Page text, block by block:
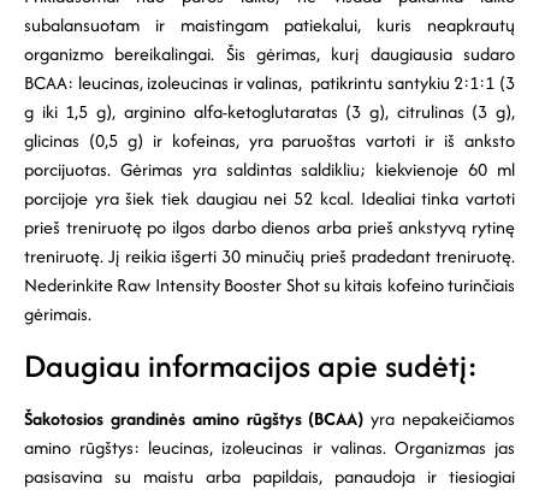
subalansuotam ir maistingam patiekalui, kuris neapkrautų
organizmo bereikalingai. Šis gėrimas, kurį daugiausia sudaro
BCAA: leucinas, izoleucinas ir valinas, patikrintu santykiu 2:1:1 (3
g iki 1,5 g), arginino alfa-ketoglutaratas (3 g), citrulinas (3 g),
glicinas (0,5 g) ir kofeinas, yra paruoštas vartoti ir iš anksto
porcijuotas. Gėrimas yra saldintas saldikliu; kiekvienoje 60 ml
porcijoje yra šiek tiek daugiau nei 52 kcal. Idealiai tinka vartoti
prieš treniruotę po ilgos darbo dienos arba prieš ankstyvą rytinę
treniruotę. Jį reikia išgerti 30 minučių prieš pradedant treniruotę.
Nederinkite Raw Intensity Booster Shot su kitais kofeino turinčiais
gėrimais.
Daugiau informacijos apie sudėtį:
Šakotosios grandinės amino rūgštys (BCAA) yra nepakeičiamos
amino rūgštys: leucinas, izoleucinas ir valinas. Organizmas jas
pasisavina su maistu arba papildais, panaudoja ir tiesiogiai